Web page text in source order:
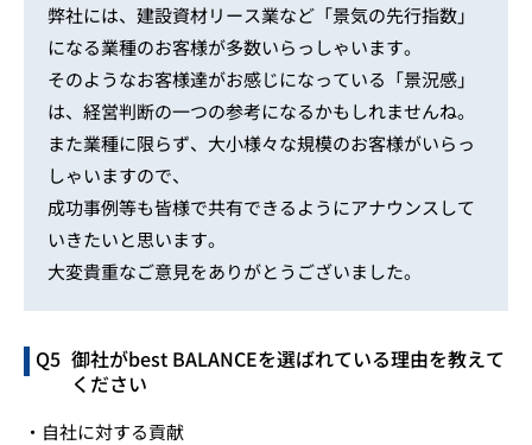
弊社には、建設資材リース業など「景気の先行指数」
になる業種のお客様が多数いらっしゃいます。
そのようなお客様達がお感じになっている「景況感」
は、経営判断の一つの参考になるかもしれませんね。
また業種に限らず、大小様々な規模のお客様がいらっ
しゃいますので、
成功事例等も皆様で共有できるようにアナウンスして
いきたいと思います。
大変貴重なご意見をありがとうございました。
御社がbest BALANCEを選ばれている理由を教えて
ください
・自社に対する貢献